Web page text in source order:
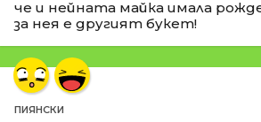
че и нейната майка имала
за нея е другият букет!
ПИЯНСКИ